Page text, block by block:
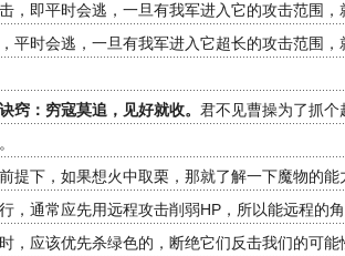
，即平时会逃，一旦有我军进入它的攻击范围
平时会逃，一旦有我军进入它超长的攻击范围
窍：穷寇莫追，见好就收。 君不见曹操为了抓
提下，如果想火中取栗，那就了解一下魔物的
，通常应先用远程攻击削弱HP，所以能远程的
，应该优先杀绿色的，断绝它们反击我们的可